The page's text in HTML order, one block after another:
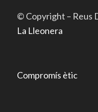
© Copyright – Reus
La Lleonera
Compromís ètic